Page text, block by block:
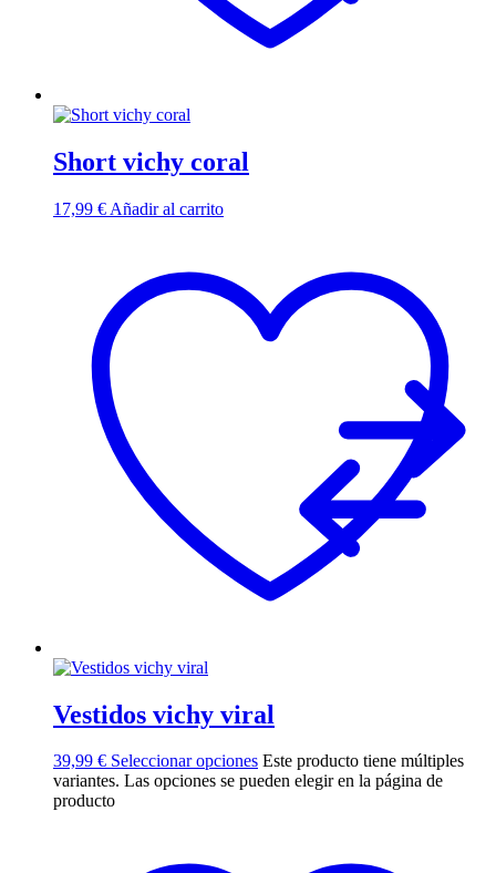
Short vichy coral
17,99 € Añadir al carrito
Vestidos vichy viral
39,99 € Seleccionar opciones Este producto tiene múltiples
variantes. Las opciones se pueden elegir en la página de
producto